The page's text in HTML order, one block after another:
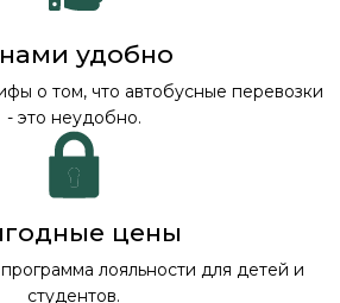
удобно
о том, что автобусные перевозки
- это неудобно.
цены
лояльности для детей и
студентов.